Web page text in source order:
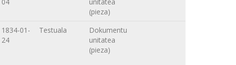
(pieza)
1834-01-
24
Testuala
Dokumentu
unitatea
(pieza)